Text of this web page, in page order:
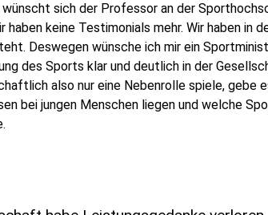
sich der Professor an der
haben keine Testimonials mehr. Wir haben in
Deswegen wünsche ich mir ein
des Sports klar und deutlich in der
also nur eine Nebenrolle spiele, gebe
bei jungen Menschen liegen und welche